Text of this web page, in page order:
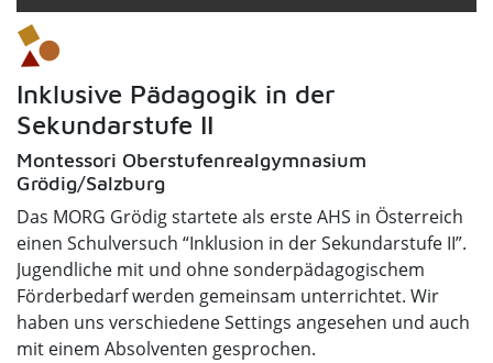
Inklusive Pädagogik in der
Sekundarstufe II
Montessori Oberstufenrealgymnasium
Grödig/Salzburg
Das MORG Grödig startete als erste AHS in Österreich
einen Schulversuch “Inklusion in der Sekundarstufe II”.
Jugendliche mit und ohne sonderpädagogischem
Förderbedarf werden gemeinsam unterrichtet. Wir
haben uns verschiedene Settings angesehen und auch
mit einem Absolventen gesprochen.